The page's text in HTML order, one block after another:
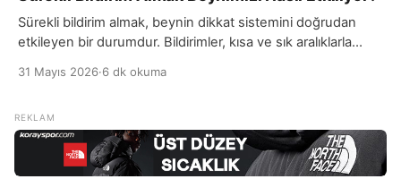
Sürekli bildirim almak, beynin dikkat sistemini doğrudan
etkileyen bir durumdur. Bildirimler, kısa ve sık aralıklarla
31 Mayıs 2026·6 dk okuma